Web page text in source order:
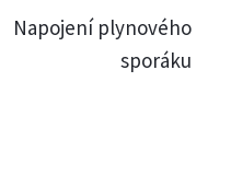
Napojení plynového
sporáku